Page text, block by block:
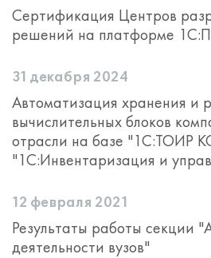
Сертификация Центров
решений на платформе
31 декабря 2024
Автоматизация хранения и
вычислительных блоков
отрасли на базе "1С:ТОИР
"1С:Инвентаризация и
12 февраля 2021
Результаты работы секции
деятельности вузов"